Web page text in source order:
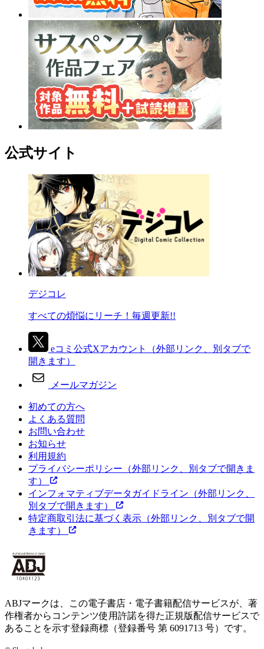
公式サイト
デジコレ
すべての煩悩にリーチ！毎週更新!!
eコミ公式Xアカウント
（外部リンク、別タブで
開きます）
メールマガジン
初めての方へ
よくある質問
お問い合わせ
お知らせ
利用規約
プライバシーポリシー （外部リンク、別タブで開きま
す）
インフォマティブデータガイドライン （外部リンク、
別タブで開きます）
特定商取引法に基づく表示 （外部リンク、別タブで開
きます）
ABJマークは、この電子書店・電子書籍配信サービスが、著
作権者からコンテンツ使用許諾を得た正規版配信サービスで
あることを示す登録商標（登録番号 第 6091713 号）です。